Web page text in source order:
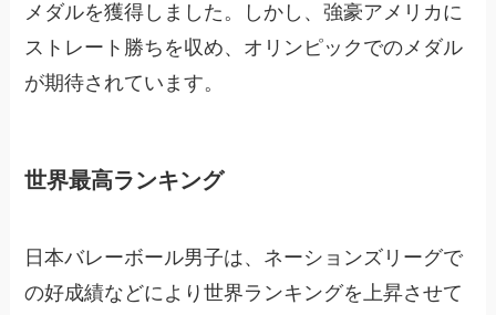
メダルを獲得しました。しかし、強豪アメリカに
ストレート勝ちを収め、オリンピックでのメダル
が期待されています。
世界最高ランキング
日本バレーボール男子は、ネーションズリーグで
の好成績などにより世界ランキングを上昇させて